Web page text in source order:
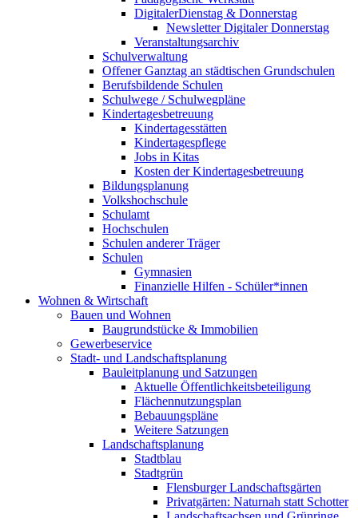
DigitalerDienstag & Donnerstag
Newsletter Digitaler Donnerstag
Veranstaltungsarchiv
Schulverwaltung
Offener Ganztag an städtischen Grundschulen
Berufsbildende Schulen
Schulwege / Schulwegpläne
Kindertagesbetreuung
Kindertagesstätten
Kindertagespflege
Jobs in Kitas
Kosten der Kindertagesbetreuung
Bildungsplanung
Volkshochschule
Schulamt
Hochschulen
Schulen anderer Träger
Schulen
Gymnasien
Finanzielle Hilfen - Schüler*innen
Wohnen & Wirtschaft
Bauen und Wohnen
Baugrundstücke & Immobilien
Gewerbeservice
Stadt- und Landschaftsplanung
Bauleitplanung und Satzungen
Aktuelle Öffentlichkeitsbeteiligung
Flächennutzungsplan
Bebauungspläne
Weitere Satzungen
Landschaftsplanung
Stadtblau
Stadtgrün
Flensburger Landschaftsgärten
Privatgärten: Naturnah statt Schotter